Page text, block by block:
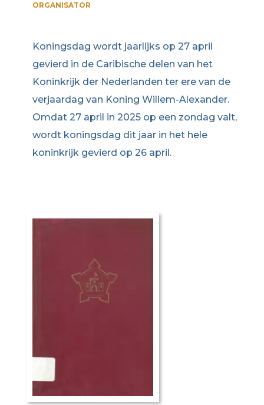
ORGANISATOR
Koningsdag wordt jaarlijks op 27 april
gevierd in de Caribische delen van het
Koninkrijk der Nederlanden ter ere van de
verjaardag van Koning Willem-Alexander.
Omdat 27 april in 2025 op een zondag valt,
wordt koningsdag dit jaar in het hele
koninkrijk gevierd op 26 april.